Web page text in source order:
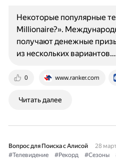
0 www.ranker.com
Некоторые популярные
Millionaire?».
получают денежные
из нескольких вариантов…
Читать далее
Вопрос для Поиска с Алисой
28
#Телевидение
#Рекорд #Сезоны